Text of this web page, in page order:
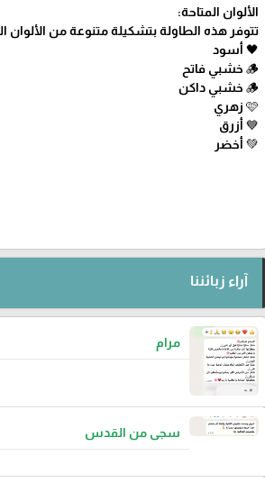
الألوان المتاحة:
تتوفر هذه الطاولة بتشكيلة متنوعة من الألوان
🖤 أسود
🪵 خشبي فاتح
🪵 خشبي داكن
🩷 زهري
💙 أزرق
💚 أخضر
آراء زبائننا
مرام
سجى من القدس